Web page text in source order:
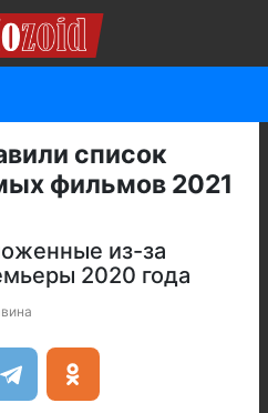
список
фильмов 2021
из-за
2020 года